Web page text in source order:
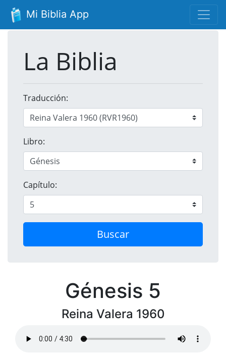
Mi Biblia App
La Biblia
Traducción:
Libro:
Capítulo:
Buscar
Génesis 5
Reina Valera 1960